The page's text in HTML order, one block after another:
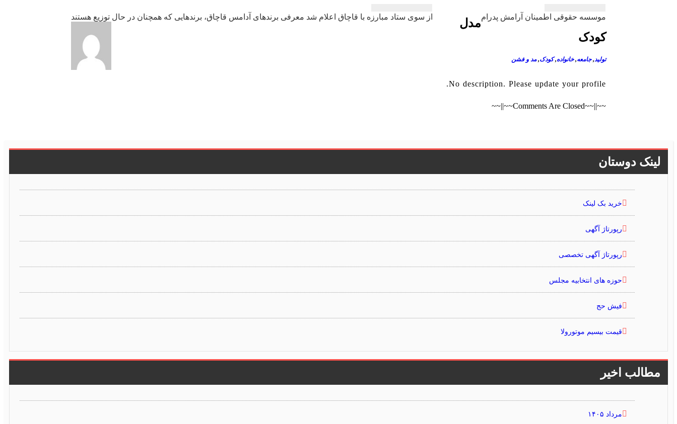
نوشته
از سوی ستاد مبارزه با قاچاق اعلام شد معرفی برندهای آدامس قاچاق، برندهایی كه همچنان در حال توزیع هستند موسسه حقوقی اطمینان آرامش پدراممدل
کودک
تولید,جامعه,خانواده,کودک,مد و فشن
No description. Please update your profile.
~~||~~Comments Are Closed~~||~~
لینک دوستان
خرید بک لینک
رپورتاژ آگهی
رپورتاژ آگهی تخصصی
حوزه های انتخابیه مجلس
فیش حج
قیمت بیسیم موتورولا
مطالب اخیر
مرداد ۱۴۰۵